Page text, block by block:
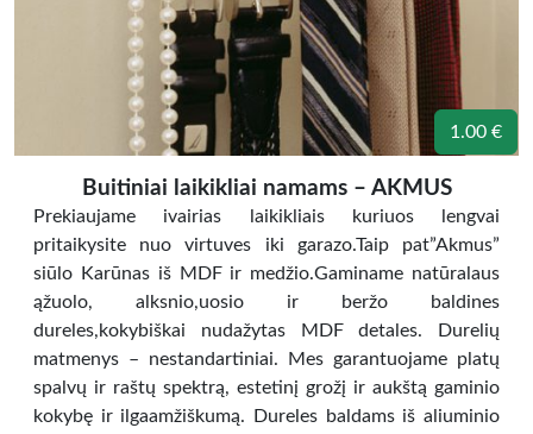
1.00 €
Buitiniai laikikliai namams – AKMUS
Prekiaujame ivairias laikikliais kuriuos lengvai
pritaikysite nuo virtuves iki garazo.Taip pat”Akmus”
siūlo Karūnas iš MDF ir medžio.Gaminame natūralaus
ąžuolo, alksnio,uosio ir beržo baldines
dureles,kokybiškai nudažytas MDF detales. Durelių
matmenys – nestandartiniai. Mes garantuojame platų
spalvų ir raštų spektrą, estetinį grožį ir aukštą gaminio
kokybę ir ilgaamžiškumą. Dureles baldams iš aliuminio